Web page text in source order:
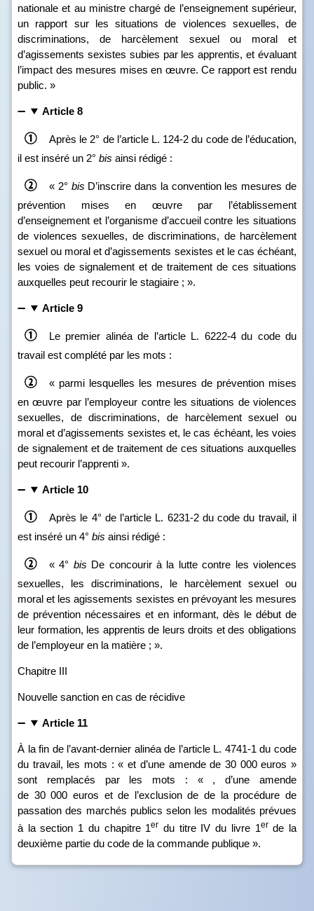
nationale et au ministre chargé de l’enseignement supérieur,
un rapport sur les situations de violences sexuelles, de
discriminations, de harcèlement sexuel ou moral et
d’agissements sexistes subies par les apprentis, et évaluant
l’impact des mesures mises en œuvre. Ce rapport est rendu
public. »
Article 8
Après le 2° de l’article L. 124‑2 du code de l’éducation,
il est inséré un 2° bis ainsi rédigé :
« 2° bis D’inscrire dans la convention les mesures de
prévention mises en œuvre par l’établissement
d’enseignement et l’organisme d’accueil contre les situations
de violences sexuelles, de discriminations, de harcèlement
sexuel ou moral et d’agissements sexistes et le cas échéant,
les voies de signalement et de traitement de ces situations
auxquelles peut recourir le stagiaire ; ».
Article 9
Le premier alinéa de l’article L. 6222‑4 du code du
travail est complété par les mots :
« parmi lesquelles les mesures de prévention mises
en œuvre par l’employeur contre les situations de violences
sexuelles, de discriminations, de harcèlement sexuel ou
moral et d’agissements sexistes et, le cas échéant, les voies
de signalement et de traitement de ces situations auxquelles
peut recourir l’apprenti ».
Article 10
Après le 4° de l’article L. 6231‑2 du code du travail, il
est inséré un 4° bis ainsi rédigé :
« 4° bis De concourir à la lutte contre les violences
sexuelles, les discriminations, le harcèlement sexuel ou
moral et les agissements sexistes en prévoyant les mesures
de prévention nécessaires et en informant, dès le début de
leur formation, les apprentis de leurs droits et des obligations
de l’employeur en la matière ; ».
Chapitre III
Nouvelle sanction en cas de récidive
Article 11
À la fin de l’avant‑dernier alinéa de l’article L. 4741‑1 du code
du travail, les mots : « et d’une amende de 30 000 euros »
sont remplacés par les mots : « , d’une amende
de 30 000 euros et de l’exclusion de de la procédure de
passation des marchés publics selon les modalités prévues
à la section 1 du chapitre 1er du titre IV du livre 1er de la
deuxième partie du code de la commande publique ».